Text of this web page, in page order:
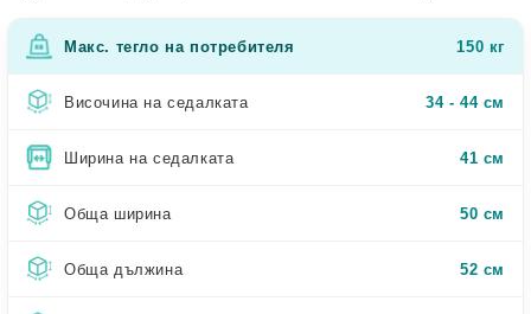
Макс. тегло на потребителя 150 кг
Височина на седалката 34 - 44 см
Ширина на седалката 41 см
Обща ширина 50 см
Обща дължина 52 см